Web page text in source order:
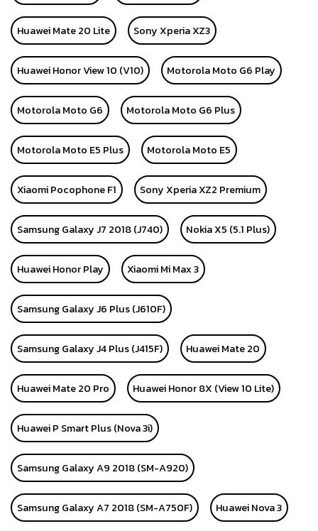
Huawei Mate 20 Lite Sony Xperia XZ3
Huawei Honor View 10 (V10) Motorola Moto G6 Play
Motorola Moto G6 Motorola Moto G6 Plus
Motorola Moto E5 Plus Motorola Moto E5
Xiaomi Pocophone F1 Sony Xperia XZ2 Premium
Samsung Galaxy J7 2018 (J740) Nokia X5 (5.1 Plus)
Huawei Honor Play Xiaomi Mi Max 3
Samsung Galaxy J6 Plus (J610F)
Samsung Galaxy J4 Plus (J415F) Huawei Mate 20
Huawei Mate 20 Pro Huawei Honor 8X (View 10 Lite)
Huawei P Smart Plus (Nova 3i)
Samsung Galaxy A9 2018 (SM-A920)
Samsung Galaxy A7 2018 (SM-A750F) Huawei Nova 3